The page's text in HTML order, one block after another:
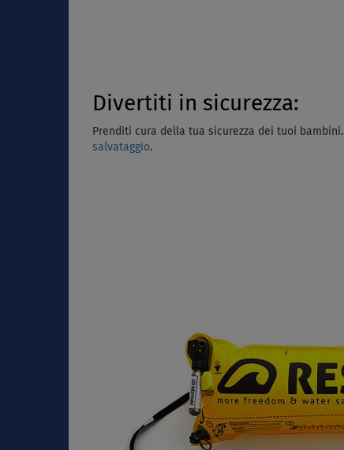
Divertiti in sicurezza:
Prenditi cura della tua sicurezza dei tuoi bambini.
salvataggio.